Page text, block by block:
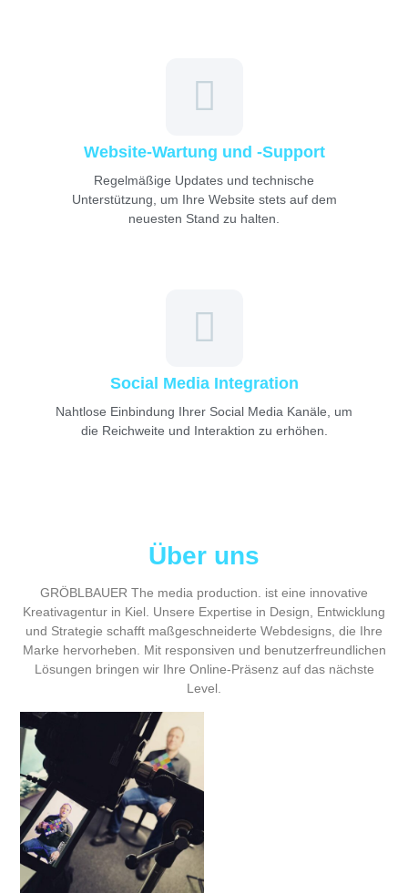
Website-Wartung und -Support
Regelmäßige Updates und technische
Unterstützung, um Ihre Website stets auf dem
neuesten Stand zu halten.
Social Media Integration
Nahtlose Einbindung Ihrer Social Media Kanäle, um
die Reichweite und Interaktion zu erhöhen.
Über uns
GRÖBLBAUER The media production. ist eine innovative
Kreativagentur in Kiel. Unsere Expertise in Design, Entwicklung
und Strategie schafft maßgeschneiderte Webdesigns, die Ihre
Marke hervorheben. Mit responsiven und benutzerfreundlichen
Lösungen bringen wir Ihre Online-Präsenz auf das nächste
Level.